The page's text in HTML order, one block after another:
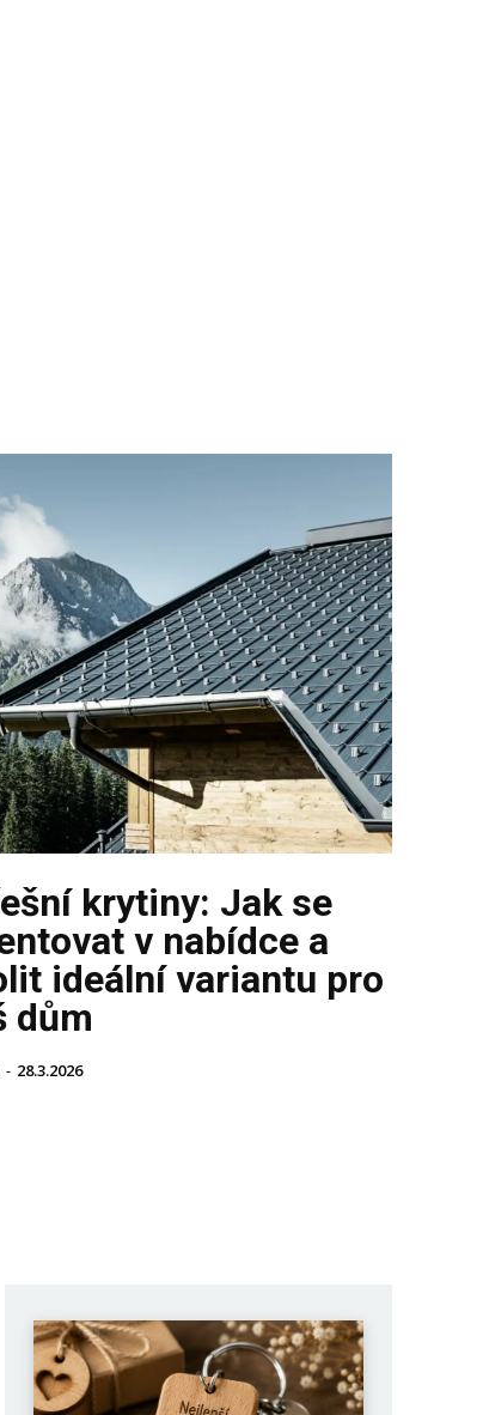
krytiny: Jak se
v nabídce a
ideální variantu pro
dům
- 28.3.2026